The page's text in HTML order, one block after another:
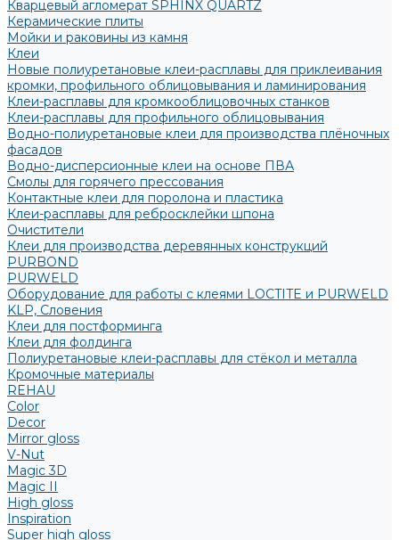
Кварцевый агломерат SPHINX QUARTZ
Керамические плиты
Мойки и раковины из камня
Клеи
Новые полиуретановые клеи-расплавы для приклеивания
кромки, профильного облицовывания и ламинирования
Клеи-расплавы для кромкооблицовочных станков
Клеи-расплавы для профильного облицовывания
Водно-полиуретановые клеи для производства плёночных
фасадов
Водно-дисперсионные клеи на основе ПВА
Смолы для горячего прессования
Контактные клеи для поролона и пластика
Клеи-расплавы для ребросклейки шпона
Очистители
Клеи для производства деревянных конструкций
PURBOND
PURWELD
Оборудование для работы с клеями LOCTITE и PURWELD
KLP, Словения
Клеи для постформинга
Клеи для фолдинга
Полиуретановые клеи-расплавы для стёкол и металла
Кромочные материалы
REHAU
Color
Decor
Mirror gloss
V-Nut
Magic 3D
Magic II
High gloss
Inspiration
Super high gloss